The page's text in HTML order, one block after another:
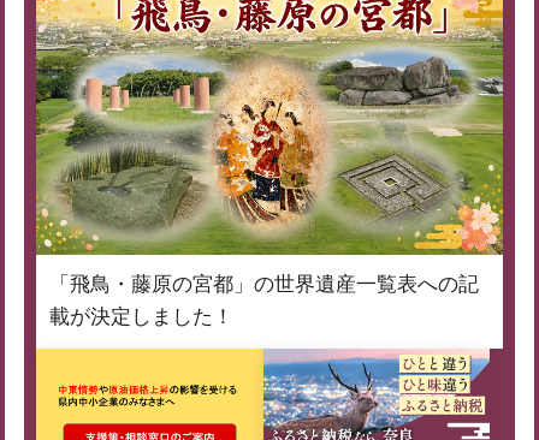
「飛鳥・藤原の宮都」の世界遺産一覧表への記
載が決定しました！